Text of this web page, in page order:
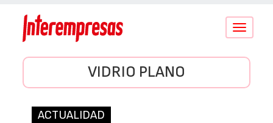
Conmutar
VIDRIO PLANO
ACTUALIDAD